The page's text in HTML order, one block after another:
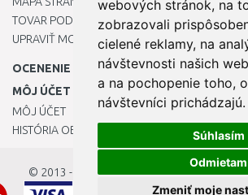
webových stránok, na
zobrazovali
cielené reklamy, na
návštevnosti našich
a na pochopenie toho,
návštevníci prichádzajú.
Súhlasím
Odmietam
Zmeniť moje
TOVAR PODĽA ZNAČIEK
UPRAVIŤ MOJE PREDVOĽBY COOKIES
OCENENIE
MÔJ ÚČET
MÔJ ÚČET
HISTÓRIA OBJEDNÁVOK
© 2013 - 2026OKmarket.sk